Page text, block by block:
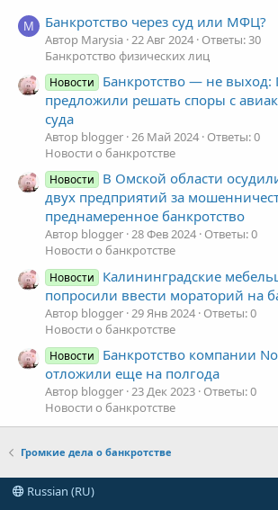
M Банкротство через суд или МФЦ?
Автор Marysia 22 Авг 2024 Ответы: 30
Банкротство физических лиц
Новости
Банкротство — не выход:
предложили решать споры с
суда
Автор blogger 26 Май 2024 Ответы: 0
Новости о банкротстве
Новости
В Омской области
двух предприятий за
преднамеренное банкротство
Автор blogger 28 Фев 2024 Ответы: 0
Новости о банкротстве
Новости
Калининградские
попросили ввести мораторий на
Автор blogger 29 Янв 2024 Ответы: 0
Новости о банкротстве
Новости
Банкротство компании
отложили еще на полгода
Автор blogger 23 Дек 2023 Ответы: 0
Новости о банкротстве
Громкие дела о банкротстве
Russian (RU)